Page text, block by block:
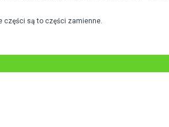
części są to części zamienne.